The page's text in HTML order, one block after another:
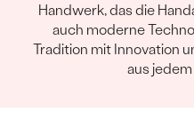
Handwerk, das die
auch moderne
Tradition mit Innovation
aus